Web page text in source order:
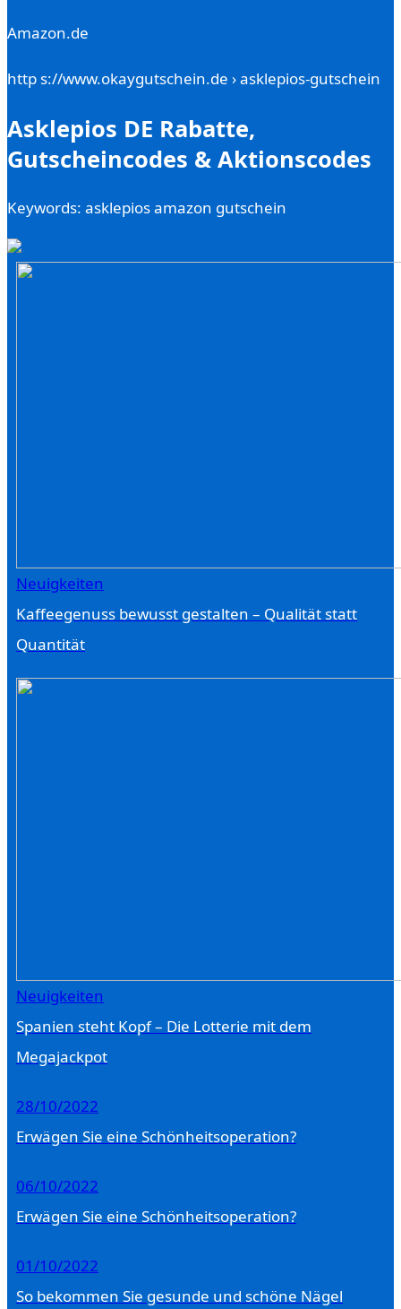
Amazon.de
http s://www.okaygutschein.de › asklepios-gutschein
Asklepios DE Rabatte,
Gutscheincodes & Aktionscodes
Keywords: asklepios amazon gutschein
Neuigkeiten
Kaffeegenuss bewusst gestalten – Qualität statt
Quantität
Neuigkeiten
Spanien steht Kopf – Die Lotterie mit dem
Megajackpot
28/10/2022
Erwägen Sie eine Schönheitsoperation?
06/10/2022
Erwägen Sie eine Schönheitsoperation?
01/10/2022
So bekommen Sie gesunde und schöne Nägel